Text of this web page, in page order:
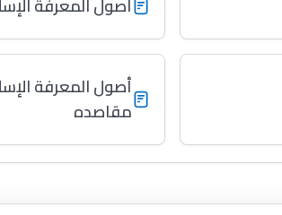
أصول المعرفة
مقاصده